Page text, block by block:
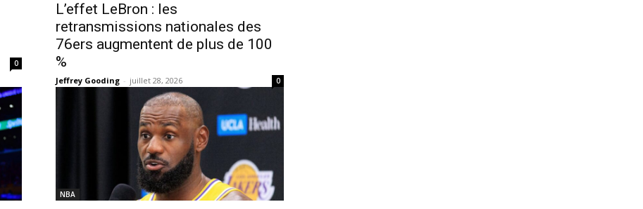
0
L’effet LeBron : les
retransmissions nationales des
76ers augmentent de plus de 100
%
Jeffrey Gooding - juillet 28, 2026 0
NBA